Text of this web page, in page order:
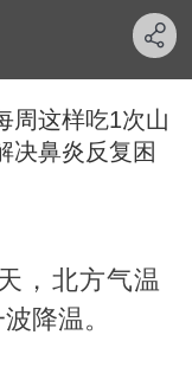
周这样吃1次山
决鼻炎反复困
，北方气温
降温。